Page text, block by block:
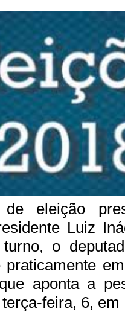
eleição
Luiz
o
aponta a
feira, 6,